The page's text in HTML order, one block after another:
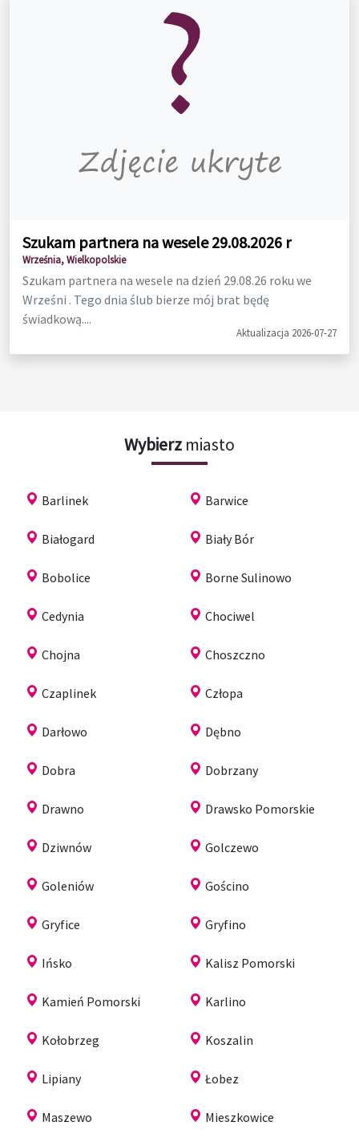
Szukam partnera na wesele 29.08.2026 r
Września, Wielkopolskie
Szukam partnera na wesele na dzień 29.08.26 roku we
Wrześni . Tego dnia ślub bierze mój brat będę
świadkową....
Aktualizacja 2026-07-27
Wybierz miasto
Barlinek Barwice
Białogard Biały Bór
Bobolice Borne Sulinowo
Cedynia Chociwel
Chojna Choszczno
Czaplinek Człopa
Darłowo Dębno
Dobra Dobrzany
Drawno Drawsko Pomorskie
Dziwnów Golczewo
Goleniów Gościno
Gryfice Gryfino
Ińsko Kalisz Pomorski
Kamień Pomorski Karlino
Kołobrzeg Koszalin
Lipiany Łobez
Maszewo Mieszkowice